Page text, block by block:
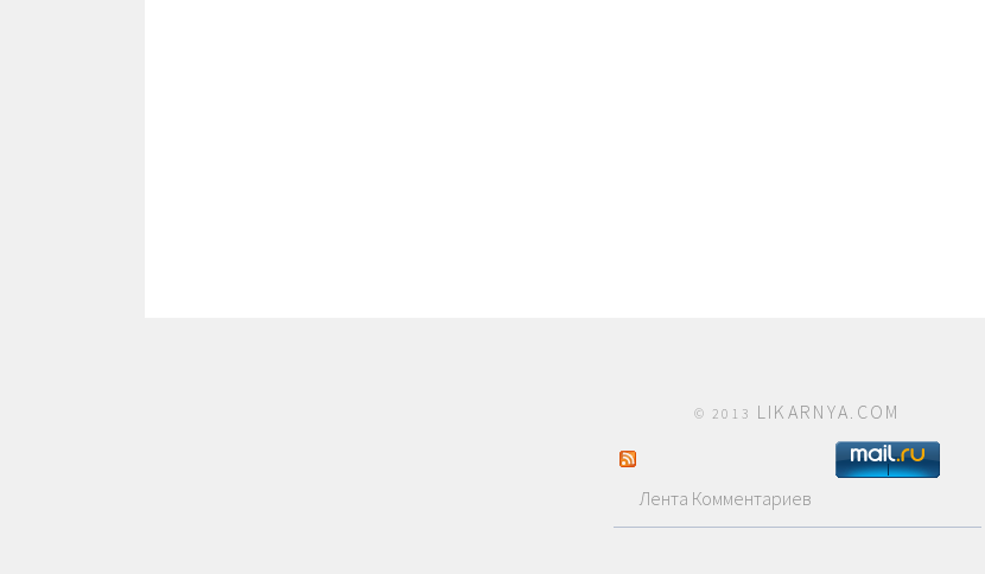
© 2013 LIKARNYA.COM
Лента Комментариев